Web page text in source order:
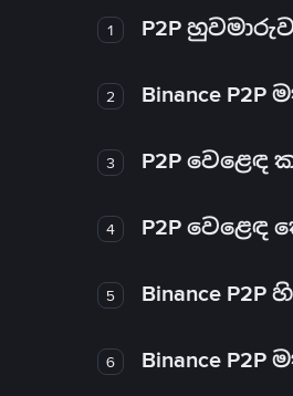
1 P2P
2 Binance
3 P2P වෙළෙඳ
4 P2P වෙළෙඳ
5 Binance
6 Binance